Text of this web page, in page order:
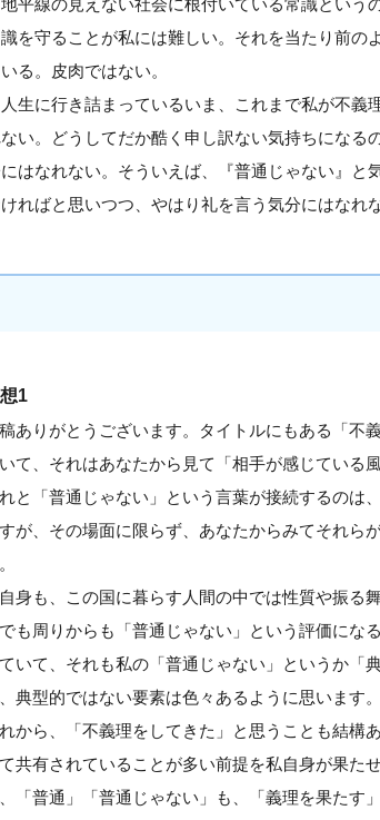
平線の見えない社会に根付いている常識という
を守ることが私には難しい。それを当たり前の
る。皮肉ではない。
生に行き詰まっているいま、これまで私が不義
い。どうしてだか酷く申し訳ない気持ちにな
はなれない。そういえば、『普通じゃない』と
ればと思いつつ、やはり礼を言う気分にはなれ
1
ありがとうございます。タイトルにもある「不
て、それはあなたから見て「相手が感じている
と「普通じゃない」という言葉が接続するのは
が、その場面に限らず、あなたからみてそれら
身も、この国に暮らす人間の中では性質や振る
も周りからも「普通じゃない」という評価にな
いて、それも私の「普通じゃない」というか「
典型的ではない要素は色々あるように思います。
から、「不義理をしてきた」と思うことも結構
共有されていることが多い前提を私自身が果た
「普通」「普通じゃない」も、「義理を果たす